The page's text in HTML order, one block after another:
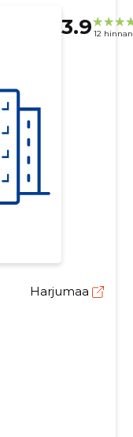
3.9 12
Harjumaa